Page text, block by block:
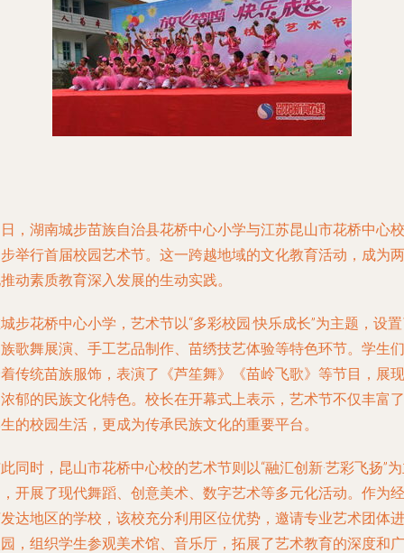
，湖南城步苗族自治县花桥中心小学与江苏昆山市花桥中心校
举行首届校园艺术节。这一跨越地域的文化教育活动，成为两
动素质教育深入发展的生动实践。
步花桥中心小学，艺术节以“多彩校园·快乐成长”为主题，设
歌舞展演、手工艺品制作、苗绣技艺体验等特色环节。学生们
传统苗族服饰，表演了《芦笙舞》《苗岭飞歌》等节目，展现
郁的民族文化特色。校长在开幕式上表示，艺术节不仅丰富了
的校园生活，更成为传承民族文化的重要平台。
同时，昆山市花桥中心校的艺术节则以“融汇创新·艺彩飞扬”
开展了现代舞蹈、创意美术、数字艺术等多元化活动。作为经
达地区的学校，该校充分利用区位优势，邀请专业艺术团体进
，组织学生参观美术馆、音乐厅，拓展了艺术教育的深度和广